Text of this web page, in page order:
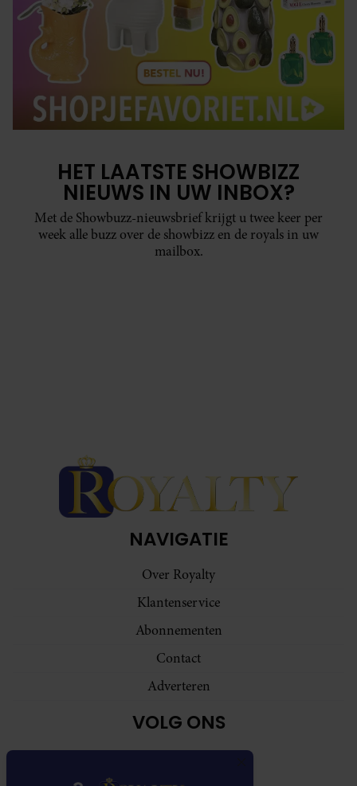
HET LAATSTE SHOWBIZZ
NIEUWS IN UW INBOX?
Met de Showbuzz-nieuwsbrief krijgt u twee keer per
week alle buzz over de showbizz en de royals in uw
mailbox.
NAVIGATIE
Over Royalty
Klantenservice
Abonnementen
Contact
Adverteren
VOLG ONS